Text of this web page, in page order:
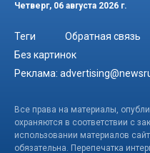
Четверг, 06 августа 2026 г.
Теги Обратная связь
Без картинок
Реклама:
Все права на материалы,
охраняются в соответствии с
использовании материалов
обязательна. Перепечатка